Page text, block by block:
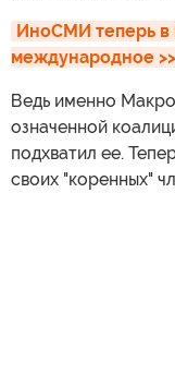
ИноСМИ теперь в
международное
Ведь именно
означенной
подхватил ее.
своих "коренных"